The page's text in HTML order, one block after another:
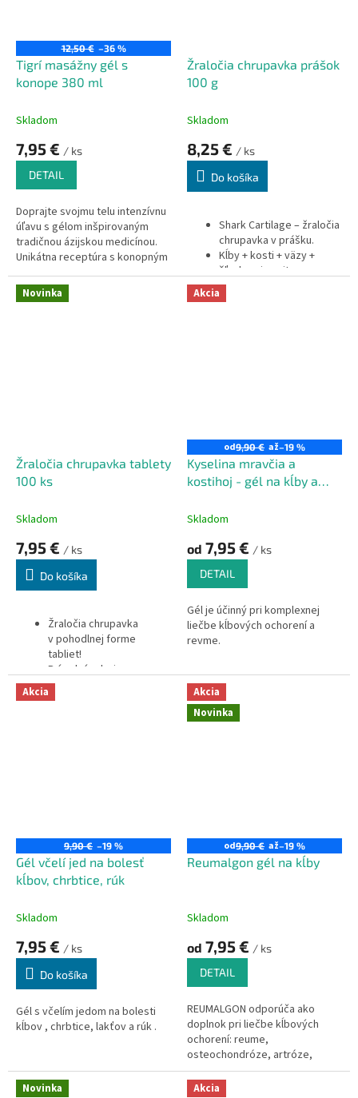
12,50 € –36 %
Tigrí masážny gél s
konope 380 ml
Skladom
7,95 € / ks
DETAIL
Doprajte svojmu telu intenzívnu
úľavu s gélom inšpirovaným
tradičnou ázijskou medicínou.
Unikátna receptúra s konopným
olejom a bohatou zmesou
éterických olejov je navrhnutá
tak, aby podporila regeneráciu
Žraločia chrupavka prášok
100 g
Skladom
8,25 € / ks
Do košíka
Shark Cartilage – žraločia
chrupavka v prášku.
Kĺby + kosti + väzy +
šľachy + imunita.
28% podiel kolagénu
typu II.
Novinka
Žraločia chrupavka tablety
100 ks
Skladom
7,95 € / ks
Do košíka
Žraločia chrupavka
v pohodlnej forme
tabliet!
Prírodný zdroj
chondroitín sulfátu (GAG).
500mg žraločej
Akcia
od9,90 € až–19 %
Kyselina mravčia a
kostihoj - gél na kĺby a
Skladom
od 7,95 € / ks
DETAIL
Gél je účinný pri komplexnej
liečbe kĺbových ochorení a
revme.
Akcia
9,90 € –19 %
Gél včelí jed na bolesť
kĺbov, chrbtice, rúk
Skladom
7,95 € / ks
Do košíka
Gél s včelím jedom na bolesti
kĺbov , chrbtice, lakťov a rúk .
Akcia
Novinka
od9,90 € až–19 %
Reumalgon gél na kĺby
Skladom
od 7,95 € / ks
DETAIL
REUMALGON odporúča ako
doplnok pri liečbe kĺbových
ochorení: reume,
osteochondróze, artróze,
artritída, dne.
Novinka
Akcia